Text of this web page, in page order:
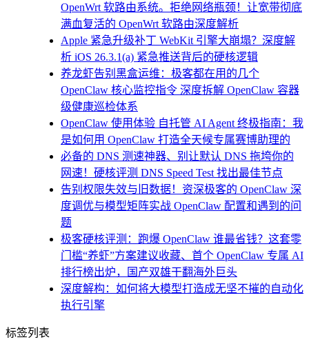
OpenWrt 软路由系统。拒绝网络瓶颈！让宽带彻底
满血复活的 OpenWrt 软路由深度解析
Apple 紧急升级补丁 WebKit 引擎大崩塌？深度解
析 iOS 26.3.1(a) 紧急推送背后的硬核逻辑
养龙虾告别黑盒运维：极客都在用的几个
OpenClaw 核心监控指令 深度拆解 OpenClaw 容器
级健康巡检体系
OpenClaw 使用体验 自托管 AI Agent 终极指南：我
是如何用 OpenClaw 打造全天候专属赛博助理的
必备的 DNS 测速神器、别让默认 DNS 拖垮你的
网速！硬核评测 DNS Speed Test 找出最佳节点
告别权限失效与旧数据！资深极客的 OpenClaw 深
度调优与模型矩阵实战 OpenClaw 配置和遇到的问
题
极客硬核评测：跑爆 OpenClaw 谁最省钱？这套零
门槛“养虾”方案建议收藏、首个 OpenClaw 专属 AI
排行榜出炉，国产双雄干翻海外巨头
深度解构：如何将大模型打造成无坚不摧的自动化
执行引擎
标签列表